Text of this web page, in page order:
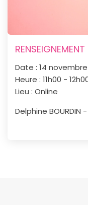
RENSEIGNEMENT
Date : 14
Heure : 11h00 -
Lieu : Online
Delphine BOURDIN -